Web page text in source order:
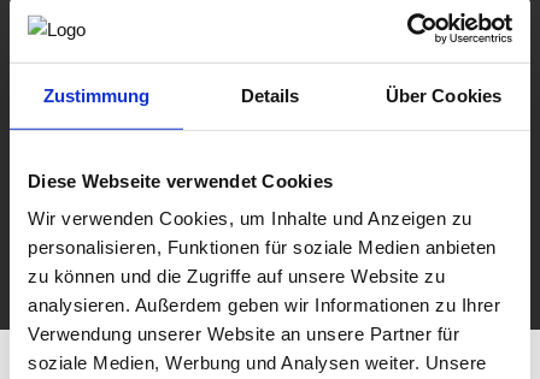
Zustimmung Details Über Cookies
Diese Webseite verwendet Cookies
Wir verwenden Cookies, um Inhalte und Anzeigen zu
personalisieren, Funktionen für soziale Medien anbieten
zu können und die Zugriffe auf unsere Website zu
analysieren. Außerdem geben wir Informationen zu Ihrer
Verwendung unserer Website an unsere Partner für
soziale Medien, Werbung und Analysen weiter. Unsere